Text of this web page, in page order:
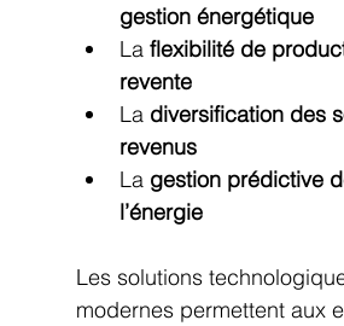
gestion énergétique
La flexibilité de
revente
La diversification des
revenus
La gestion prédictive
l’énergie
Les solutions
modernes permettent aux